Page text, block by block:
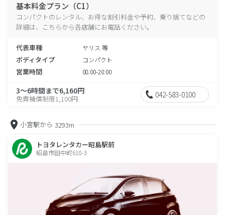
基本料金プラン（C1）
コンパクトのレンタル、お得な割引料金や予約、乗り捨てなどの
詳細は、こちらから各店舗にお電話ください。
代表車種 ヤリス 等
ボディタイプ コンパクト
営業時間 08:00-20:00
3～6時間まで6,160円
免責補償制度1,100円 042-583-0100
小宮駅から 3293m
トヨタレンタカー昭島駅前
昭島市田中町610-3